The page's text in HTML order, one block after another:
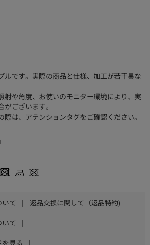
ルです。実際の商品と仕様、加工が若干異な
射や角度、お使いのモニター環境により、実
ございます。
は、アテンションタグをご確認ください。
いて | 返品交換に関して（返品特約)
いて |
見る |